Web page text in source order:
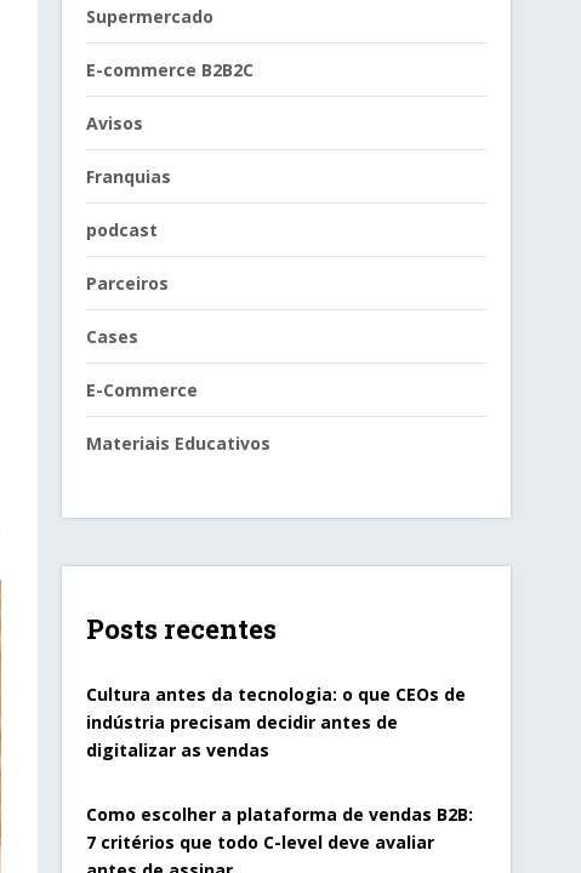
Supermercado
E-commerce B2B2C
Avisos
Franquias
podcast
Parceiros
Cases
E-Commerce
Materiais Educativos
Posts recentes
Cultura antes da tecnologia: o que CEOs de
indústria precisam decidir antes de
digitalizar as vendas
Como escolher a plataforma de vendas B2B:
7 critérios que todo C-level deve avaliar